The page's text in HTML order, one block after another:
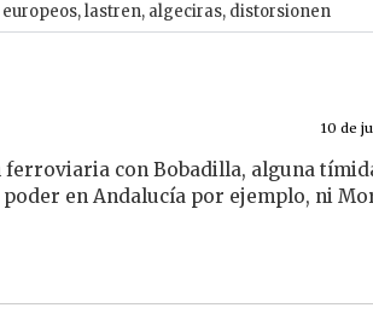
europeos,lastren, algeciras, distorsionen
10 de
ferroviaria con Bobadilla, alguna
en Andalucía por ejemplo, ni